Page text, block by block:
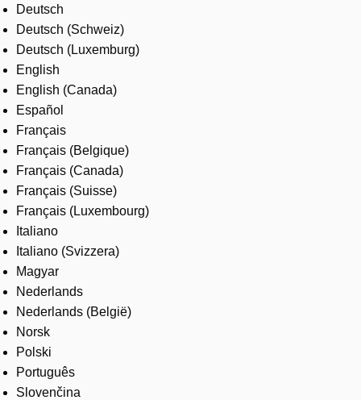
About us
Where to buy
Contact us
Careers
Deutsch
Deutsch (Schweiz)
Deutsch (Luxemburg)
English
English (Canada)
Español
Français
Français (Belgique)
Français (Canada)
Français (Suisse)
Français (Luxembourg)
Italiano
Italiano (Svizzera)
Magyar
Nederlands
Nederlands (België)
Norsk
Polski
Português
Slovenčina